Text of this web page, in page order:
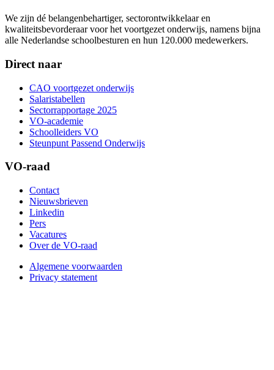
We zijn dé belangenbehartiger, sectorontwikkelaar en
kwaliteitsbevorderaar voor het voortgezet onderwijs, namens bijna
alle Nederlandse schoolbesturen en hun 120.000 medewerkers.
Direct naar
CAO voortgezet onderwijs
Salaristabellen
Sectorrapportage 2025
VO-academie
Schoolleiders VO
Steunpunt Passend Onderwijs
VO-raad
Contact
Nieuwsbrieven
Linkedin
Pers
Vacatures
Over de VO-raad
Algemene voorwaarden
Privacy statement